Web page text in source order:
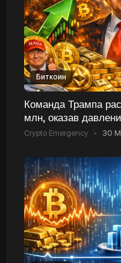
Биткоин
Команда Трампа
млн, оказав
Crypto Emergency · 30